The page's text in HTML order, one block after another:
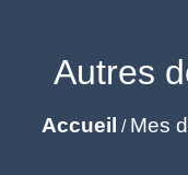
Autres
Accueil / Mes